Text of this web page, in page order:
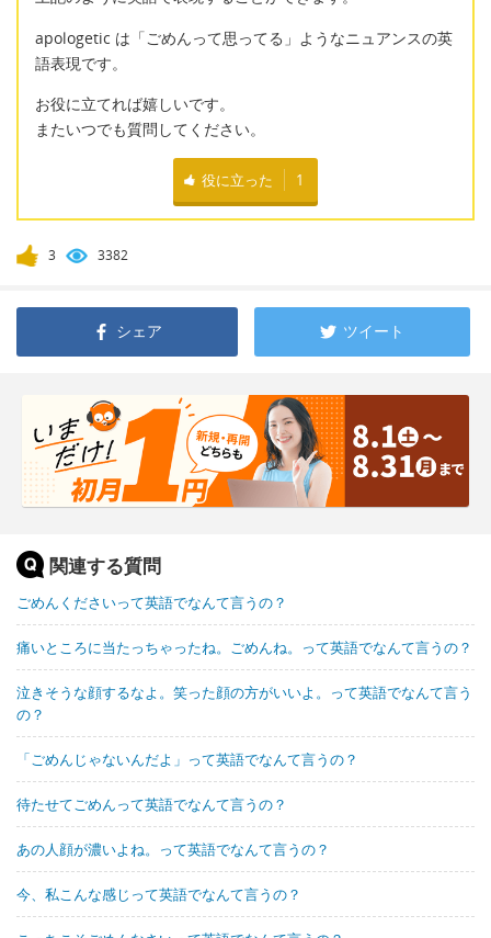
apologetic は「ごめんって思ってる」ようなニュアンスの英
語表現です。
お役に立てれば嬉しいです。
またいつでも質問してください。
役に立った 1
3 3382
シェア ツイート
関連する質問
ごめんくださいって英語でなんて言うの？
痛いところに当たっちゃったね。ごめんね。って英語でなんて言うの？
泣きそうな顔するなよ。笑った顔の方がいいよ。って英語でなんて言う
の？
「ごめんじゃないんだよ」って英語でなんて言うの？
待たせてごめんって英語でなんて言うの？
あの人顔が濃いよね。って英語でなんて言うの？
今、私こんな感じって英語でなんて言うの？